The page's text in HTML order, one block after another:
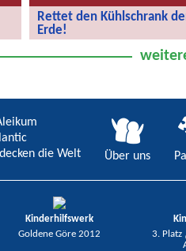
Rettet den Kühlschrank
Erde!
die Welt
Über uns
Kinderhilfswerk
Goldene Göre 2012
3. Platz